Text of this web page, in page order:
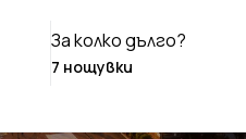
За колко дълго?